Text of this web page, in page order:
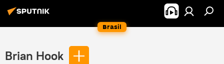
Brasil
Brian Hook